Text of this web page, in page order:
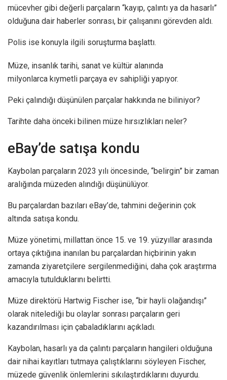
mücevher gibi değerli parçaların “kayıp, çalıntı ya da hasarlı”
olduğuna dair haberler sonrası, bir çalışanını görevden aldı.
Polis ise konuyla ilgili soruşturma başlattı.
Müze, insanlık tarihi, sanat ve kültür alanında
milyonlarca kıymetli parçaya ev sahipliği yapıyor.
Peki çalındığı düşünülen parçalar hakkında ne biliniyor?
Tarihte daha önceki bilinen müze hırsızlıkları neler?
eBay’de satışa kondu
Kaybolan parçaların 2023 yılı öncesinde, “belirgin” bir zaman
aralığında müzeden alındığı düşünülüyor.
Bu parçalardan bazıları eBay’de, tahmini değerinin çok
altında satışa kondu.
Müze yönetimi, millattan önce 15. ve 19. yüzyıllar arasında
ortaya çıktığına inanılan bu parçalardan hiçbirinin yakın
zamanda ziyaretçilere sergilenmediğini, daha çok araştırma
amacıyla tutulduklarını belirtti.
Müze direktörü Hartwig Fischer ise, “bir hayli olağandışı”
olarak nitelediği bu olaylar sonrası parçaların geri
kazandırılması için çabaladıklarını açıkladı.
Kaybolan, hasarlı ya da çalıntı parçaların hangileri olduğuna
dair nihai kayıtları tutmaya çalıştıklarını söyleyen Fischer,
müzede güvenlik önlemlerini sıkılaştırdıklarını duyurdu.